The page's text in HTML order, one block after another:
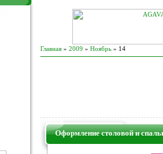
Главная » 2009 » Ноябрь » 14
Оформление столовой и